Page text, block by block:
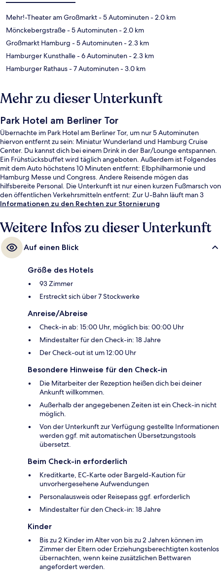
Mehr!-Theater am Großmarkt- 5 Autominuten- 2.0 km
Mönckebergstraße- 5 Autominuten- 2.0 km
Großmarkt Hamburg - 5 Autominuten- 2.3 km
Hamburger Kunsthalle- 6 Autominuten- 2.3 km
Hamburger Rathaus- 7 Autominuten- 3.0 km
Mehr zu dieser Unterkunft
Park Hotel am Berliner Tor
Übernachte im Park Hotel am Berliner Tor, um nur 5 Autominuten
hiervon entfernt zu sein: Miniatur Wunderland und Hamburg Cruise
Center. Du kannst dich bei einem Drink in der Bar/Lounge entspannen.
Ein Frühstücksbuffet wird täglich angeboten. Außerdem ist Folgendes
mit dem Auto höchstens 10 Minuten entfernt: Elbphilharmonie und
Hamburg Messe und Congress. Andere Reisende mögen das
hilfsbereite Personal. Die Unterkunft ist nur einen kurzen Fußmarsch von
den öffentlichen Verkehrsmitteln entfernt: Zur U-Bahn läuft man 3
Minuten (Bahnhof Berliner Tor) bzw. 9 Minuten (U-Bahnhof
Informationen zu den Rechten zur Stornierung
Weitere Infos zu dieser Unterkunft
Auf einen Blick
Größe des Hotels
93 Zimmer
Erstreckt sich über 7 Stockwerke
Anreise/Abreise
Check-in ab: 15:00 Uhr, möglich bis: 00:00 Uhr
Mindestalter für den Check-in: 18 Jahre
Der Check-out ist um 12:00 Uhr
Besondere Hinweise für den Check-in
Die Mitarbeiter der Rezeption heißen dich bei deiner
Ankunft willkommen.
Außerhalb der angegebenen Zeiten ist ein Check-in nicht
möglich.
Von der Unterkunft zur Verfügung gestellte Informationen
werden ggf. mit automatischen Übersetzungstools
übersetzt.
Beim Check-in erforderlich
Kreditkarte, EC-Karte oder Bargeld-Kaution für
unvorhergesehene Aufwendungen
Personalausweis oder Reisepass ggf. erforderlich
Mindestalter für den Check-in: 18 Jahre
Kinder
Bis zu 2 Kinder im Alter von bis zu 2 Jahren können im
Zimmer der Eltern oder Erziehungsberechtigten kostenlos
übernachten, wenn keine zusätzlichen Bettwaren
angefordert werden.